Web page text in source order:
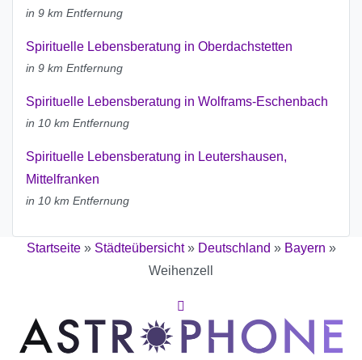
in 9 km Entfernung
Spirituelle Lebensberatung in Oberdachstetten
in 9 km Entfernung
Spirituelle Lebensberatung in Wolframs-Eschenbach
in 10 km Entfernung
Spirituelle Lebensberatung in Leutershausen,
Mittelfranken
in 10 km Entfernung
Startseite» Städteübersicht» Deutschland » Bayern »
Weihenzell